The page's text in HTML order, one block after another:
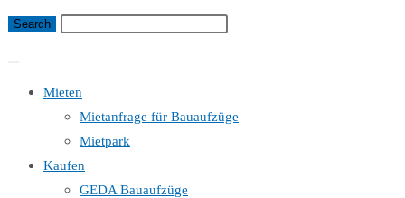
Mieten
Mietanfrage für Bauaufzüge
Mietpark
Kaufen
GEDA Bauaufzüge